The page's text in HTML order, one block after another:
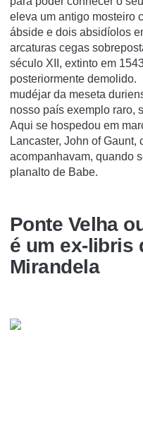
eleva um antigo mosteiro
ábside e dois absidíolos
arcaturas cegas
século XII, extinto em
posteriormente
mudéjar da meseta
nosso país exemplo raro,
Aqui se hospedou em
Lancaster, John of
acompanhavam, quando
planalto de Babe.
Ponte Velha
é um ex-libris
Mirandela